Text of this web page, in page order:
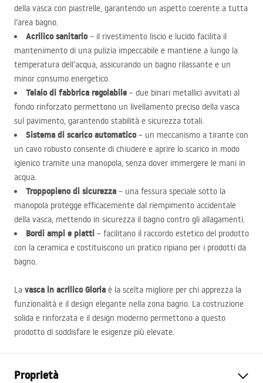
della vasca con piastrelle, garantendo un aspetto coerente a tutta
l’area bagno.
Acrilico sanitario– il rivestimento liscio e lucido facilita il
mantenimento di una pulizia impeccabile e mantiene a lungo la
temperatura dell’acqua, assicurando un bagno rilassante e un
minor consumo energetico.
Telaio di fabbrica regolabile – due binari metallici avvitati al
fondo rinforzato permettono un livellamento preciso della vasca
sul pavimento, garantendo stabilità e sicurezza totali.
Sistema di scarico automatico– un meccanismo a tirante con
un cavo robusto consente di chiudere e aprire lo scarico in modo
igienico tramite una manopola, senza dover immergere le mani in
acqua.
Troppopieno di sicurezza – una fessura speciale sotto la
manopola protegge efficacemente dal riempimento accidentale
della vasca, mettendo in sicurezza il bagno contro gli allagamenti.
Bordi ampi e piatti – facilitano il raccordo estetico del prodotto
con la ceramica e costituiscono un pratico ripiano per i prodotti da
bagno.
La vasca in acrilico Gloria è la scelta migliore per chi apprezza la
funzionalità e il design elegante nella zona bagno. La costruzione
solida e rinforzata e il design moderno permettono a questo
prodotto di soddisfare le esigenze più elevate.
Proprietà